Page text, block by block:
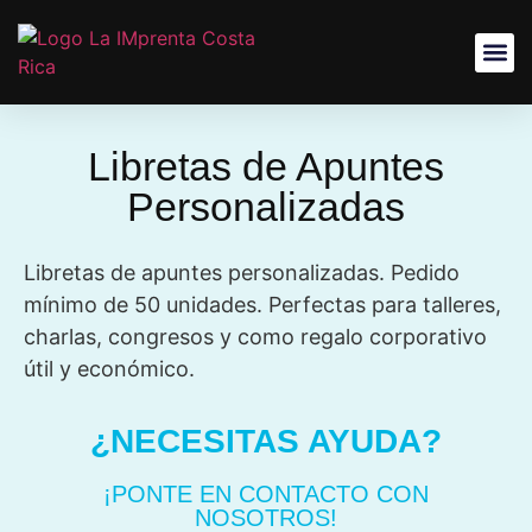
Libretas de Apuntes
Personalizadas
Libretas de apuntes personalizadas. Pedido
mínimo de 50 unidades. Perfectas para talleres,
charlas, congresos y como regalo corporativo
útil y económico.
¿NECESITAS AYUDA?
¡PONTE EN CONTACTO CON
NOSOTROS!